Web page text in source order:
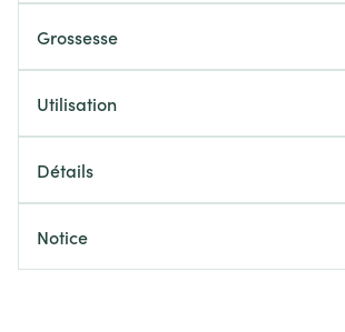
Grossesse
Utilisation
Détails
Notice